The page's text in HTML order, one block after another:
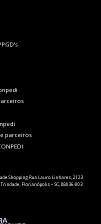
parceiros
Shopping Rua Lauro Linhares, 2123
Trindade, Florianópolis – SC, 88036-003